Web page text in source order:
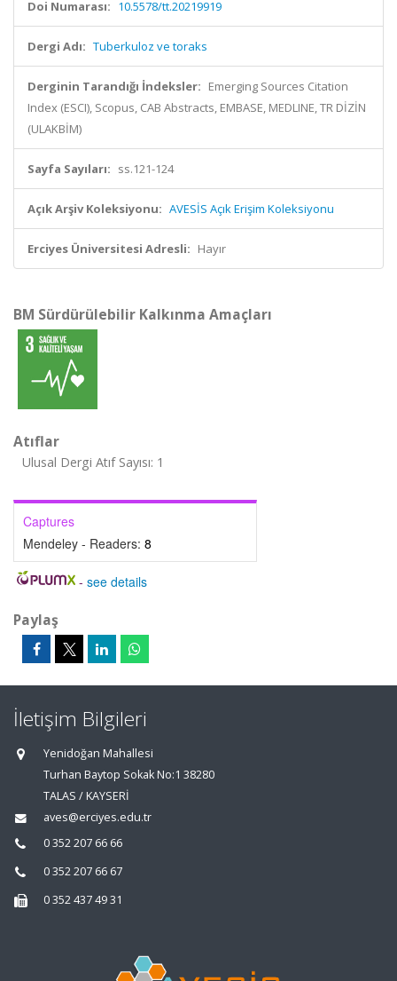
Doi Numarası: 10.5578/tt.20219919
Dergi Adı: Tuberkuloz ve toraks
Derginin Tarandığı İndeksler: Emerging Sources Citation
Index (ESCI), Scopus, CAB Abstracts, EMBASE, MEDLINE, TR DİZİN
(ULAKBİM)
Sayfa Sayıları: ss.121-124
Açık Arşiv Koleksiyonu: AVESİS Açık Erişim Koleksiyonu
Erciyes Üniversitesi Adresli: Hayır
BM Sürdürülebilir Kalkınma Amaçları
Atıflar
Ulusal Dergi Atıf Sayısı: 1
Captures
Mendeley - Readers: 8
- see details
Paylaş
İletişim Bilgileri
Yenidoğan Mahallesi
Turhan Baytop Sokak No:1 38280
TALAS / KAYSERİ
aves@erciyes.edu.tr
0 352 207 66 66
0 352 207 66 67
0 352 437 49 31